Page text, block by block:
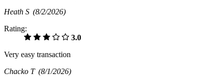
Heath S (8/2/2026)
Rating:
3.0
Very easy transaction
Chacko T (8/1/2026)